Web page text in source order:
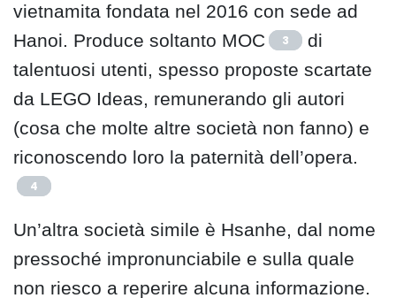
vietnamita fondata nel 2016 con sede ad
Hanoi. Produce soltanto MOC
3
di
talentuosi utenti, spesso proposte scartate
da LEGO Ideas, remunerando gli autori
(cosa che molte altre società non fanno) e
riconoscendo loro la paternità dell’opera.
4
Un’altra società simile è Hsanhe, dal nome
pressoché impronunciabile e sulla quale
non riesco a reperire alcuna informazione.